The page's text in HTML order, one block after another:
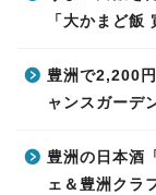
「大かまど飯
豊洲で2,200
ャンスガーデ
豊洲の日本酒
ェ＆豊洲クラ